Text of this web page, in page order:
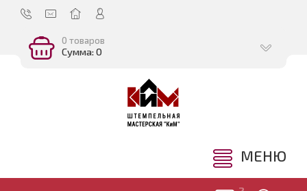
0 товаров
Сумма: 0
МЕНЮ